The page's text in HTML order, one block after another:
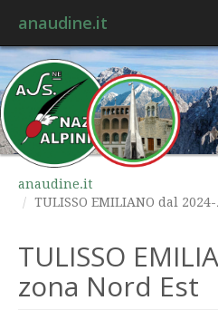
anaudine.it
anaudine.it
TULISSO EMILIANO dal
TULISSO
zona Nord Est